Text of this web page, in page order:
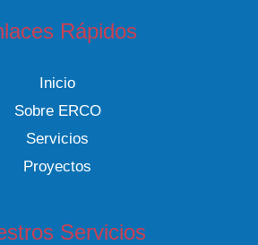
Rápidos
Inicio
Sobre ERCO
Servicios
Proyectos
Servicios